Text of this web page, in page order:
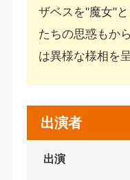
ザベスを"魔女"
たちの思惑もか
は異様な様相を
出演者
出演